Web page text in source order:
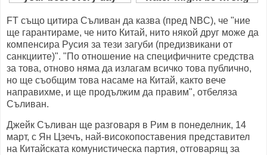
FT също цитира Съливан да казва (пред NBC), че "ние
ще гарантираме, че нито Китай, нито някой друг може да
компенсира Русия за тези загуби (предизвикани от
санкциите)". "По отношение на специфичните средства
за това, отново няма да излагам всичко това публично,
но ще съобщим това насаме на Китай, както вече
направихме, и ще продължим да правим", отбеляза
Съливан.
Джейк Съливан ще разговаря в Рим в понеделник, 14
март, с Ян Цзечъ, най-високопоставения представител
на Китайската комунистическа партия, отговарящ за